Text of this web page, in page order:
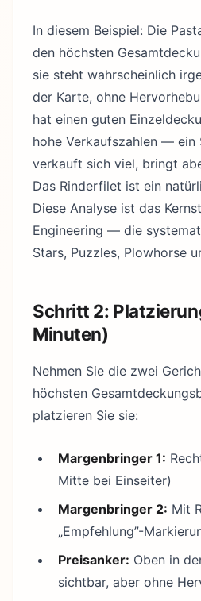
In diesem Beispiel: Die
den höchsten
sie steht wahrscheinlich
der Karte, ohne
hat einen guten
hohe Verkaufszahlen — ein
verkauft sich viel, bringt
Das Rinderfilet ist ein
Diese Analyse ist das
Engineering — die
Stars, Puzzles, Plowhorse
Schritt 2:
Minuten)
Nehmen Sie die zwei
höchsten
platzieren Sie sie:
Margenbringer 1:
Mitte bei Einseiter)
Margenbringer 2: Mit
„Empfehlung”-
Preisanker: Oben in
sichtbar, aber ohne